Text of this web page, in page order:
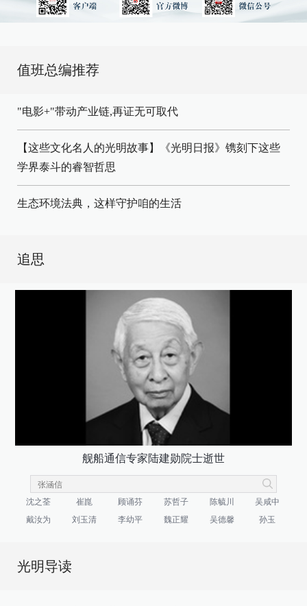
值班总编推荐
"电影+"带动产业链,再证无可取代
【这些文化名人的光明故事】《光明日报》镌刻下这些
学界泰斗的睿智哲思
生态环境法典，这样守护咱的生活
追思
舰船通信专家陆建勋院士逝世
沈之荃 崔崑 顾诵芬 苏哲子 陈毓川
吴咸中
戴汝为
刘玉清 李幼平 魏正耀 吴德馨 孙玉
光明导读